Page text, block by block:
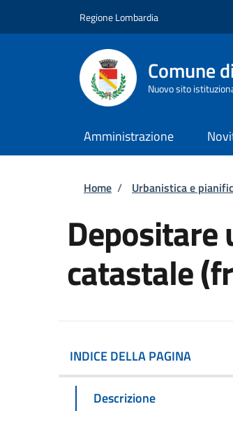
Regione Lombardia
Comune
Nuovo sito
Amministrazione
Briciole di
Home / Urbanistica e
catastale
INDICE DELLA PAGINA
Descrizione